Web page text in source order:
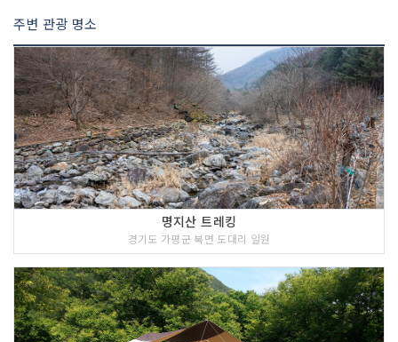
주변 관광 명소
명지산 트레킹
경기도 가평군 북면 도대리 일원